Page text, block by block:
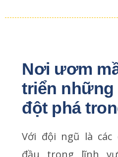
Nơi ươm
triển
đột phá
Với đội ngũ là các